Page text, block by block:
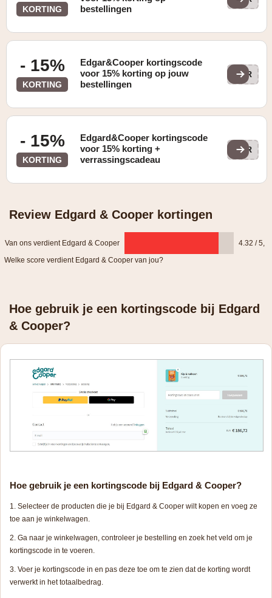
KORTING
bestellingen
- 15%
KORTING
Edgar&Cooper kortingscode
voor 15% korting op jouw
bestellingen
SUR
- 15%
KORTING
Edgard&Cooper kortingscode
voor 15% korting +
verrassingscadeau
SUR
Review Edgard & Cooper kortingen
Van ons verdient Edgard & Cooper 4.32 / 5
Welke score verdient Edgard & Cooper van jou?
Hoe gebruik je een kortingscode bij Edgard
& Cooper?
Hoe gebruik je een kortingscode bij Edgard & Cooper?
Selecteer de producten die je bij Edgard & Cooper wilt kopen en voeg ze
toe aan je winkelwagen.
Ga naar je winkelwagen, controleer je bestelling en zoek het veld om je
kortingscode in te voeren.
Voer je kortingscode in en pas deze toe om te zien dat de korting wordt
verwerkt in het totaalbedrag.